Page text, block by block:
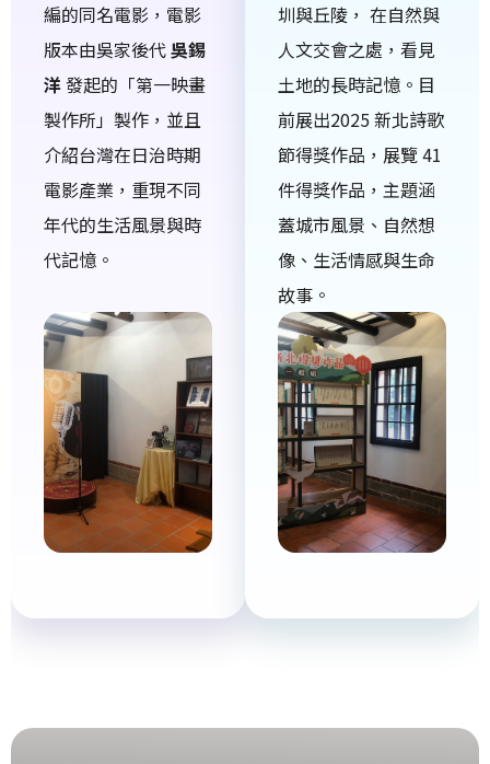
編的同名電影，電影
版本由吳家後代吳錫
洋發起的「第一映畫
製作所」製作，並且
介紹台灣在日治時期
電影產業，重現不同
年代的生活風景與時
代記憶。
圳與丘陵， 在自然與
人文交會之處，看見
土地的長時記憶。目
前展出2025 新北詩歌
節得獎作品，展覽 41
件得獎作品，主題涵
蓋城市風景、自然想
像、生活情感與生命
故事。